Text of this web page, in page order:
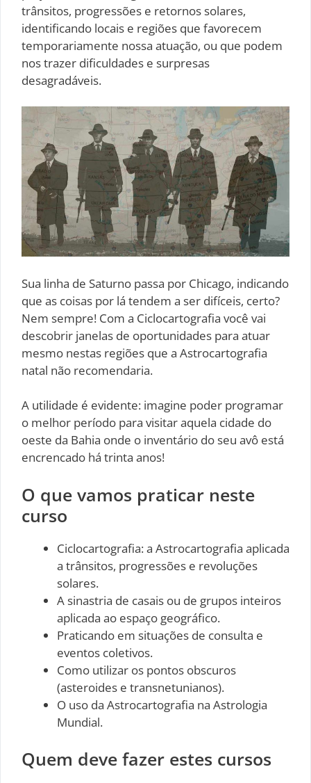
trânsitos, progressões e retornos solares,
identificando locais e regiões que favorecem
temporariamente nossa atuação, ou que podem
nos trazer dificuldades e surpresas
desagradáveis.
Sua linha de Saturno passa por Chicago, indicando
que as coisas por lá tendem a ser difíceis, certo?
Nem sempre! Com a Ciclocartografia você vai
descobrir janelas de oportunidades para atuar
mesmo nestas regiões que a Astrocartografia
natal não recomendaria.
A utilidade é evidente: imagine poder programar
o melhor período para visitar aquela cidade do
oeste da Bahia onde o inventário do seu avô está
encrencado há trinta anos!
O que vamos praticar neste
curso
Ciclocartografia: a Astrocartografia aplicada
a trânsitos, progressões e revoluções
solares.
A sinastria de casais ou de grupos inteiros
aplicada ao espaço geográfico.
Praticando em situações de consulta e
eventos coletivos.
Como utilizar os pontos obscuros
(asteroides e transnetunianos).
O uso da Astrocartografia na Astrologia
Mundial.
Quem deve fazer estes cursos